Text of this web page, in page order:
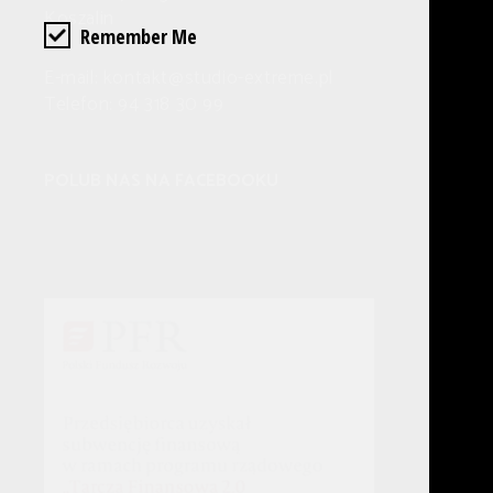
Koszalin
Remember Me